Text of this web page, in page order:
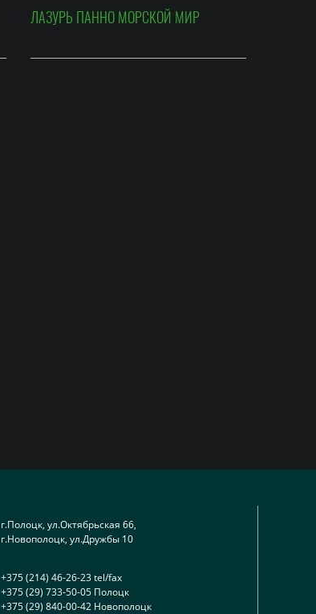
ЛАЗУРЬ ПАННО МОРСКОЙ МИР
г.Полоцк, ул.Октябрьская 66,
г.Новополоцк, ул.Дружбы 10
+375 (214) 46-26-23 tel/fax
+375 (29) 733-50-05 Полоцк
+375 (29) 840-00-42 Новополоцк